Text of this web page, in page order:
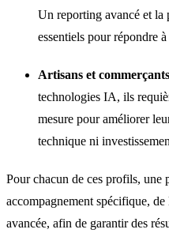
Un reporting avancé et la
essentiels pour répondre
Artisans et
technologies IA, ils
mesure pour améliorer
technique ni
Pour chacun de ces profils, une
accompagnement spécifique,
avancée, afin de garantir des